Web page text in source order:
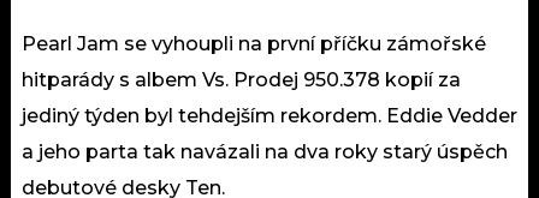
Pearl Jam se vyhoupli na první příčku zámořské
hitparády s albem Vs. Prodej 950.378 kopií za
jediný týden byl tehdejším rekordem. Eddie Vedder
a jeho parta tak navázali na dva roky starý úspěch
debutové desky Ten.